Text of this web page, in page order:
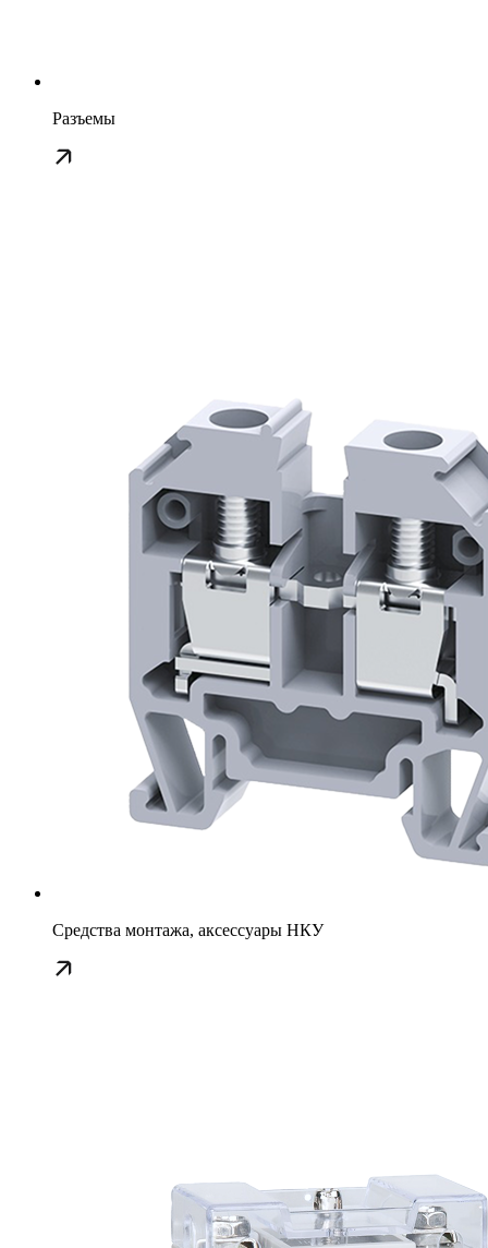
Разъемы
Средства монтажа, аксессуары НКУ